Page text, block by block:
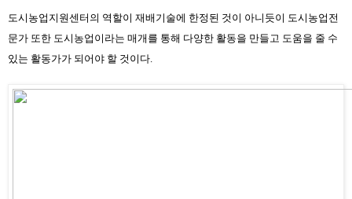
도시농업지원센터의 역할이 재배기술에 한정된 것이 아니듯이 도시농업전
문가 또한 도시농업이라는 매개를 통해 다양한 활동을 만들고 도움을 줄 수
있는 활동가가 되어야 할 것이다.